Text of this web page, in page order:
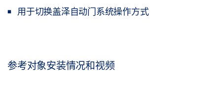
用于切换盖泽自动门系统操作方式
参考对象安装情况和视频